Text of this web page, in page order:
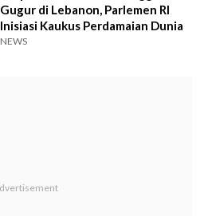
Gugur di Lebanon, Parlemen RI
Inisiasi Kaukus Perdamaian Dunia
NEWS